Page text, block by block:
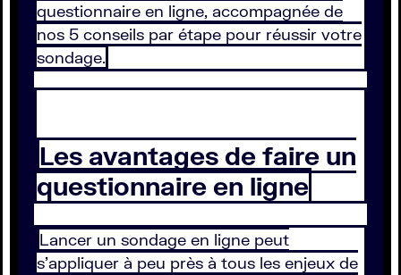
questionnaire en ligne, accompagnée de
nos 5 conseils par étape pour réussir votre
sondage.
Les avantages de faire un
questionnaire en ligne
Lancer un sondage en ligne peut
s’appliquer à peu près à tous les enjeux de